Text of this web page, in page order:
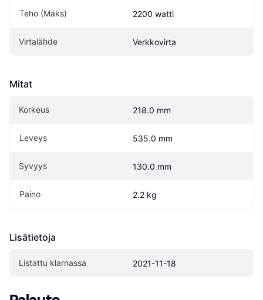
Teho (Maks) 2200 watti
Virtalähde Verkkovirta
Mitat
Korkeus 218.0 mm
Leveys 535.0 mm
Syvyys 130.0 mm
Paino 2.2 kg
Lisätietoja
Listattu klarnassa 2021-11-18